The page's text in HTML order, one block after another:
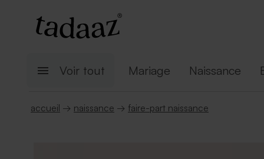
Voir tout Mariage Naissance
accueil → naissance → faire-part naissance